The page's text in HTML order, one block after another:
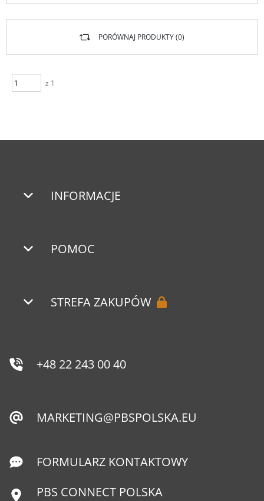
z 1
PORÓWNAJ PRODUKTY (0)
INFORMACJE
POMOC
STREFA ZAKUPÓW
+48 22 243 00 40
MARKETING@PBSPOLSKA.EU
FORMULARZ KONTAKTOWY
PBS CONNECT POLSKA